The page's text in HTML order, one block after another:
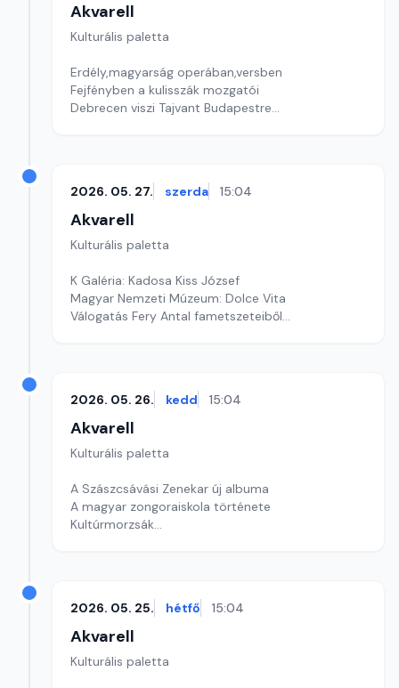
Akvarell
Kulturális paletta
Erdély,magyarság operában,versben
Fejfényben a kulisszák mozgatói
Debrecen viszi Tajvant Budapestre
2026. 05. 27. szerda 15:04
Akvarell
Kulturális paletta
K Galéria: Kadosa Kiss József
Magyar Nemzeti Múzeum: Dolce Vita
Válogatás Fery Antal fametszeteiből
2026. 05. 26. kedd 15:04
Akvarell
Kulturális paletta
A Szászcsávási Zenekar új albuma
A magyar zongoraiskola története
Kultúrmorzsák
2026. 05. 25. hétfő 15:04
Akvarell
Kulturális paletta